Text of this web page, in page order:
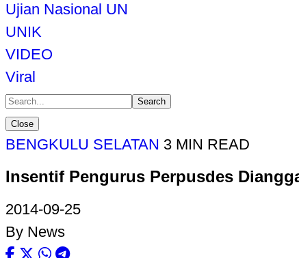
Ujian Nasional UN
UNIK
VIDEO
Viral
Search
Close
BENGKULU SELATAN 3 MIN READ
Insentif Pengurus Perpusdes
2014-09-25
By News